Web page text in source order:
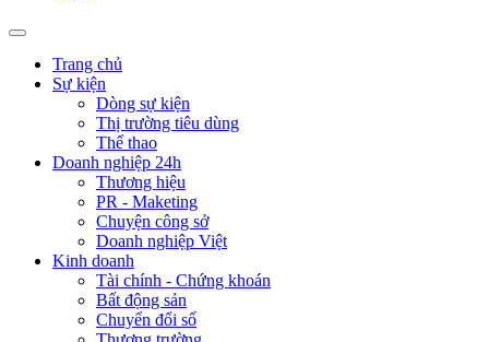
Trang chủ
Sự kiện
Dòng sự kiện
Thị trường tiêu dùng
Thể thao
Doanh nghiệp 24h
Thương hiệu
PR - Maketing
Chuyện công sở
Doanh nghiệp Việt
Kinh doanh
Tài chính - Chứng khoán
Bất động sản
Chuyển đổi số